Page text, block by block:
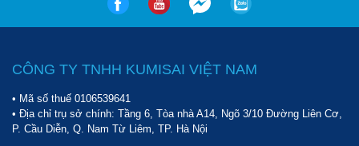
CÔNG TY TNHH KUMISAI VIỆT NAM
• Mã số thuế 0106539641
• Địa chỉ trụ sở chính: Tầng 6, Tòa nhà A14, Ngõ 3/10 Đường Liên Cơ,
P. Cầu Diễn, Q. Nam Từ Liêm, TP. Hà Nội